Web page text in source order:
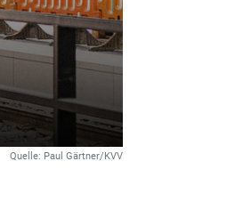
Quelle: Paul Gärtner/KVV